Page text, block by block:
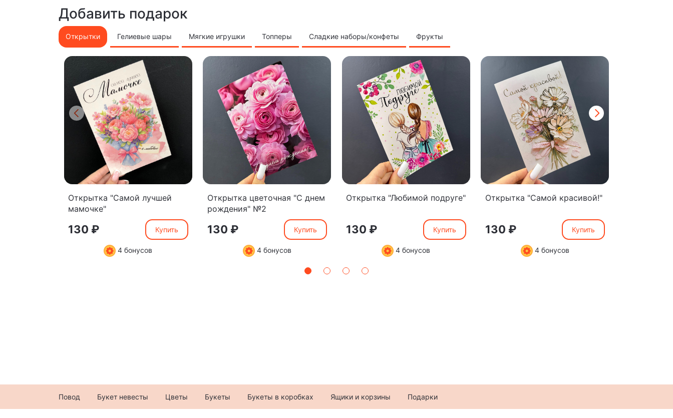
Добавить подарок
Открытки Гелиевые шары Мягкие игрушки Топперы Сладкие наборы/конфеты Фрукты
Открытка "Самой лучшей
мамочке"
130 ₽ Купить
4 бонусов
Открытка цветочная "С днем
рождения" №2
130 ₽ Купить
4 бонусов
Открытка "Любимой подруге"
130 ₽ Купить
4 бонусов
Открытка "Самой красивой!"
130 ₽ Купить
4 бонусов
Повод Букет невесты Цветы Букеты Букеты в коробках Ящики и корзины Подарки